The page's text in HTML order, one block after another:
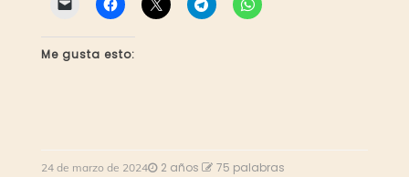
Me gusta esto:
24 de marzo de 2024 2 años 75 palabras